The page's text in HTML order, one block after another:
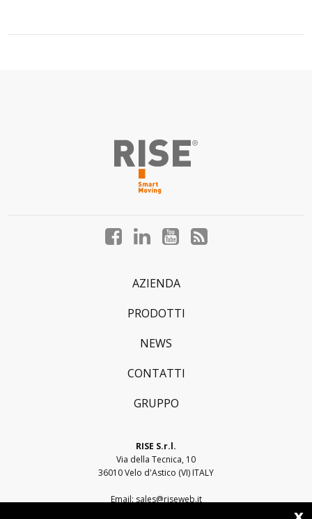
FacebookLinkedIn YouTube
AZIENDA
PRODOTTI
NEWS
CONTATTI
GRUPPO
RISE S.r.l.
Via della Tecnica, 10
36010 Velo d'Astico (VI) ITALY
Email: sales@riseweb.it